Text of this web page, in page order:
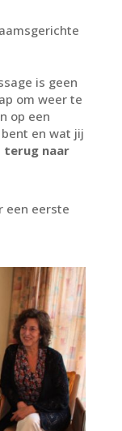
is geen
om weer te
op een
en wat jij
terug naar
een eerste